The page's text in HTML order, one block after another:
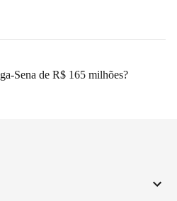
Sena de R$ 165 milhões?